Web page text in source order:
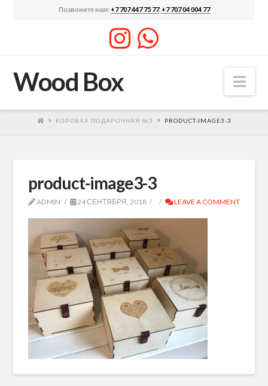
Позвоните нам: +7 707 447 75 77, +7 707 04 004 77
Wood Box
КОРОБКА ПОДАРОЧНАЯ №3 PRODUCT-IMAGE3-3
product-image3-3
ADMIN 24 СЕНТЯБРЯ, 2018 LEAVE A COMMENT